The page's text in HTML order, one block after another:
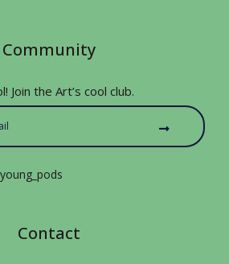
Community
Join the Art’s cool club.
Contact